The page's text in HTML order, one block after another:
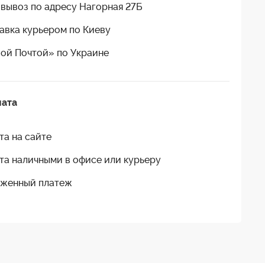
по адресу Нагорная 27Б
курьером по Киеву
Почтой» по Украине
на сайте
наличными в офисе или курьеру
платеж